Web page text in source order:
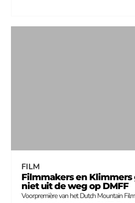
FILM
Filmmakers en Klimmers
niet uit de weg op DMFF
Voorpremière van het Dutch Mountain